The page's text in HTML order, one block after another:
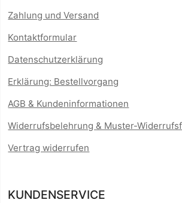
Zahlung und Versand
Kontaktformular
Datenschutzerklärung
Erklärung: Bestellvorgang
AGB & Kundeninformationen
Widerrufsbelehrung & Muster-
Vertrag widerrufen
KUNDENSERVICE